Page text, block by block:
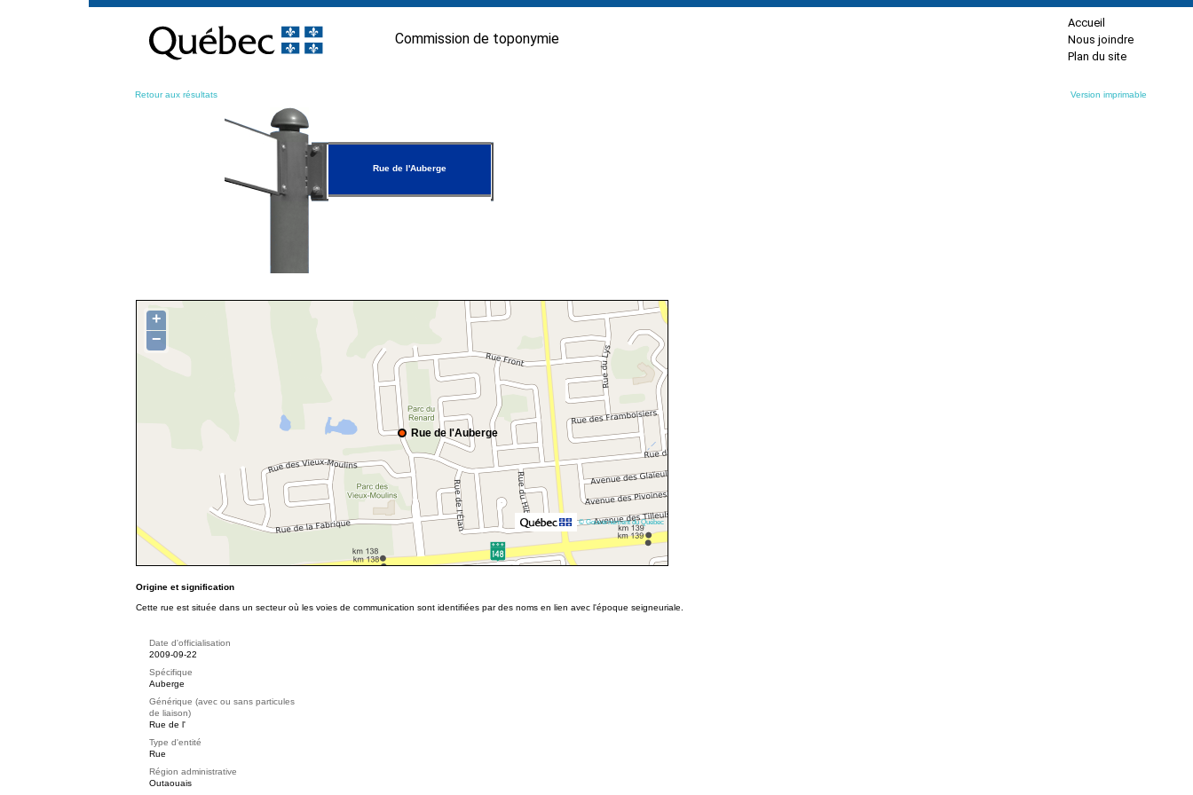
contenu
Commission de toponymie
Accueil
Nous joindre
Plan du site
Retour aux résultats Version imprimable
Rue de l'Auberge
Rue de l'Auberge
+
−
© Gouvernement du Québec
Origine et signification
Cette rue est située dans un secteur où les voies de communication sont identifiées par des noms en lien avec l'époque seigneuriale.
Date d'officialisation
2009-09-22
Spécifique
Auberge
Générique (avec ou sans particules
de liaison)
Rue de l'
Type d'entité
Rue
Région administrative
Outaouais